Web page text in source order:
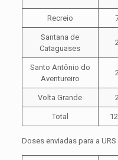
Recreio
Santana de
Cataguases
Santo Antônio do
Aventureiro
Volta Grande
Total
Doses enviadas para a